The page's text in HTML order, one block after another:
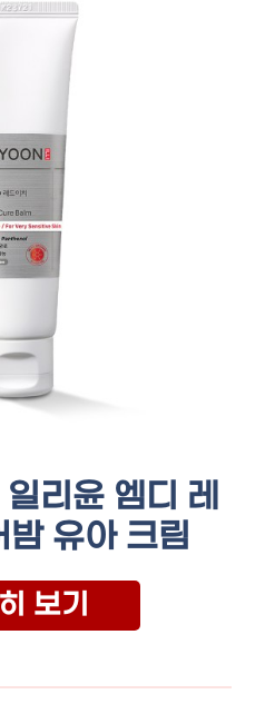
리윤 엠디 레
유아 크림
보기